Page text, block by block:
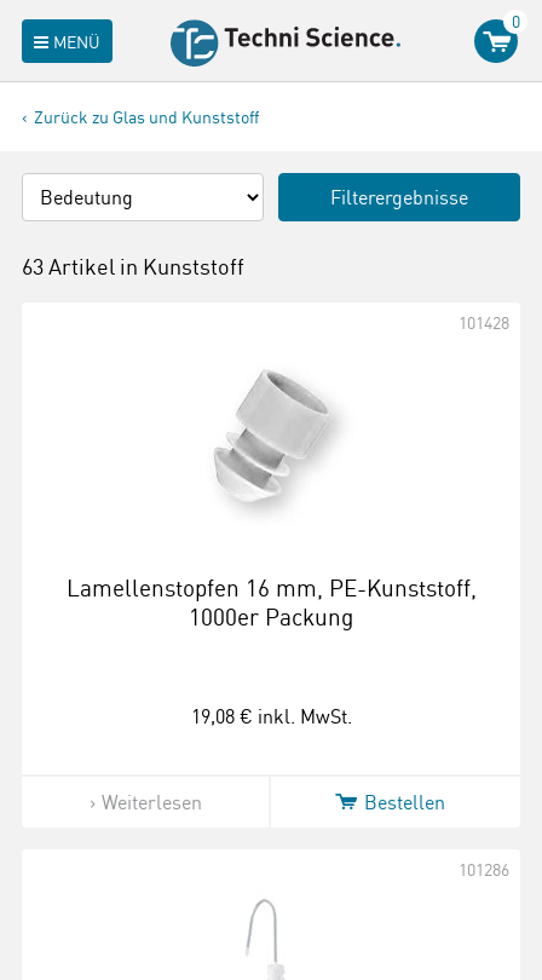
MENÜ
0
Zurück zu Glas und Kunststoff
Filterergebnisse
63 Artikel in Kunststoff
Lamellenstopfen 16 mm, PE-Kunststoff,
1000er Packung
101428
19,08 € inkl. MwSt.
Weiterlesen Bestellen
101286